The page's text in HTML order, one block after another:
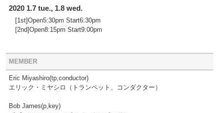
2020 1.7 tue., 1.8 wed.
[1st]Open5:30pm Start6:30pm
[2nd]Open8:15pm Start9:00pm
MEMBER
Eric Miyashiro(tp,conductor)
エリック・ミヤシロ（トランペット、コンダクター）
Bob James(p,key)